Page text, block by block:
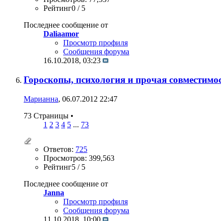
Рейтинг0 / 5
Последнее сообщение от
Daliaamor
Просмотр профиля
Сообщения форума
16.10.2018, 03:23
Гороскопы, психология и прочая
Марианна, 06.07.2012 22:47
73 Страницы •
1 2 3 4 5 ... 73
Ответов: 725
Просмотров: 399,563
Рейтинг5 / 5
Последнее сообщение от
Janna
Просмотр профиля
Сообщения форума
11.10.2018, 10:00